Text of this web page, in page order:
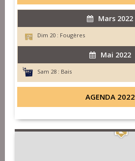
Mars 2022
Dim 20 : Fougères
Mai 2022
Sam 28 : Bais
AGENDA 2022